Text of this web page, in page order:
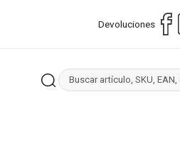
Devoluciones